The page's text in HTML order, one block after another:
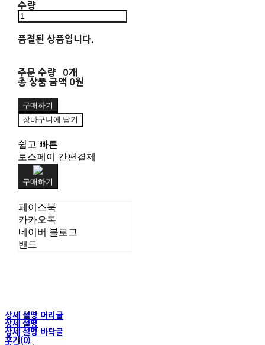
수량
품절된 상품입니다.
주문 수량
0개
총 상품 금액 0원
구매하기
장바구니에 담기
쉽고 빠른
토스페이 간편결제
구매하기
페이스북
카카오톡
네이버 블로그
밴드
상세 설명 머리글
상세 설명
상세 설명 바닥글
후기(0)